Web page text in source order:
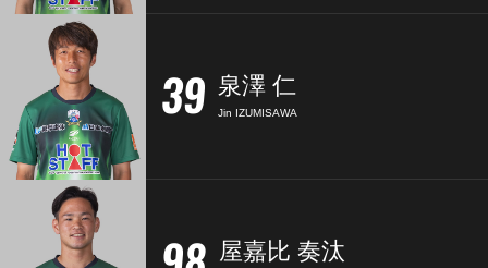
39 泉澤 仁
Jin IZUMISAWA
屋嘉比 奏汰